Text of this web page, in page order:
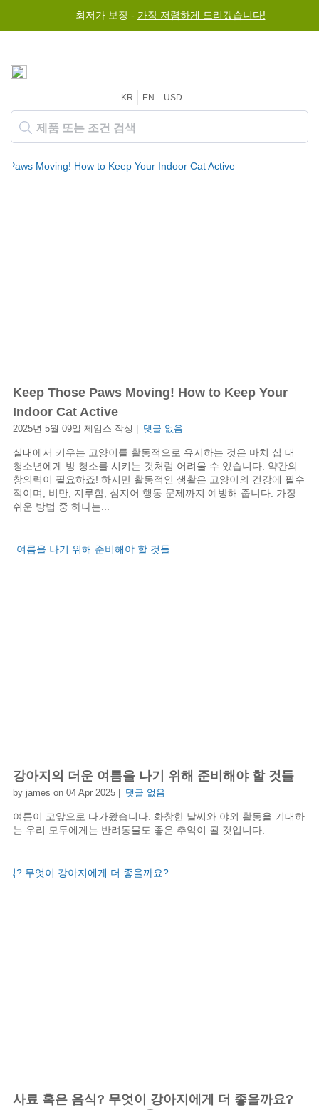
최저가 보장 - 가장 저렴하게 드리겠습니다!
KR EN USD
Keep Those Paws Moving! How to Keep Your
Indoor Cat Active
2025년 5월 09일 제임스 작성 | 댓글 없음
실내에서 키우는 고양이를 활동적으로 유지하는 것은 마치 십 대
청소년에게 방 청소를 시키는 것처럼 어려울 수 있습니다. 약간의
창의력이 필요하죠! 하지만 활동적인 생활은 고양이의 건강에 필수
적이며, 비만, 지루함, 심지어 행동 문제까지 예방해 줍니다. 가장
쉬운 방법 중 하나는...
강아지의 더운 여름을 나기 위해 준비해야 할 것들
by james on 04 Apr 2025 | 댓글 없음
여름이 코앞으로 다가왔습니다. 화창한 날씨와 야외 활동을 기대하
는 우리 모두에게는 반려동물도 좋은 추억이 될 것입니다.
사료 혹은 음식? 무엇이 강아지에게 더 좋을까요?